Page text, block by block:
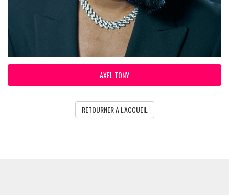
AXEL TONY
RETOURNER A L'ACCUEIL